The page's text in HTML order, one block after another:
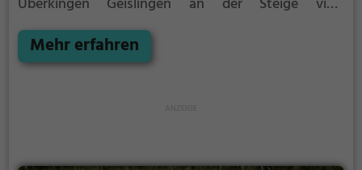
Mehr erfahren